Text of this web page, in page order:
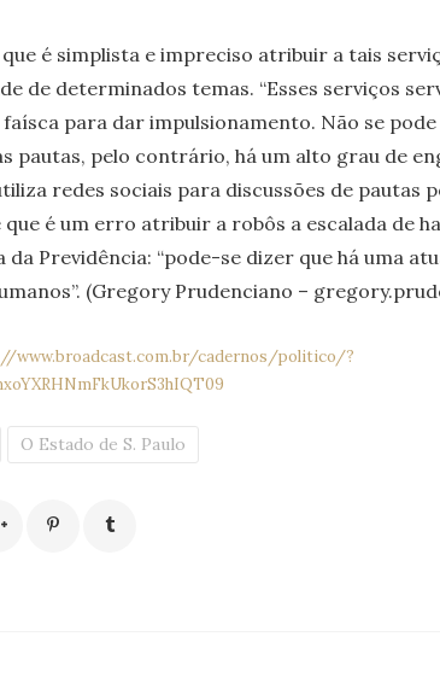
é simplista e impreciso atribuir a tais
de determinados temas. “Esses serviços
faísca para dar impulsionamento. Não se
pautas, pelo contrário, há um alto grau de
redes sociais para discussões de pautas
que é um erro atribuir a robôs a escalada de
da Previdência: “pode-se dizer que há uma
(Gregory Prudenciano –
www.broadcast.com.br/cadernos/politico/?
O Estado de S. Paulo